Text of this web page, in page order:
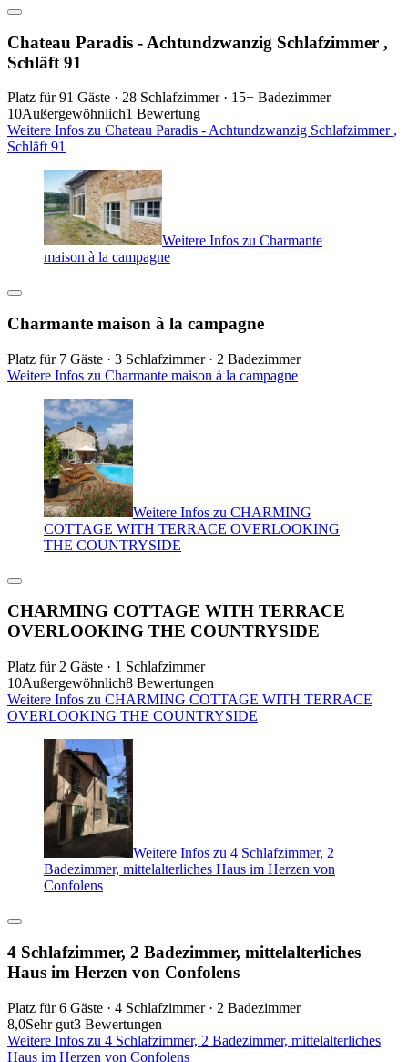
Chateau Paradis - Achtundzwanzig Schlafzimmer ,
Schläft 91
Platz für 91 Gäste · 28 Schlafzimmer · 15+ Badezimmer
10Außergewöhnlich1 Bewertung
Weitere Infos zu Chateau Paradis - Achtundzwanzig Schlafzimmer ,
Schläft 91
Weitere Infos zu Charmante
maison à la campagne
Charmante maison à la campagne
Platz für 7 Gäste · 3 Schlafzimmer · 2 Badezimmer
Weitere Infos zu Charmante maison à la campagne
Weitere Infos zu CHARMING
COTTAGE WITH TERRACE OVERLOOKING
THE COUNTRYSIDE
CHARMING COTTAGE WITH TERRACE
OVERLOOKING THE COUNTRYSIDE
Platz für 2 Gäste · 1 Schlafzimmer
10Außergewöhnlich8 Bewertungen
Weitere Infos zu CHARMING COTTAGE WITH TERRACE
OVERLOOKING THE COUNTRYSIDE
Weitere Infos zu 4 Schlafzimmer, 2
Badezimmer, mittelalterliches Haus im Herzen von
Confolens
4 Schlafzimmer, 2 Badezimmer, mittelalterliches
Haus im Herzen von Confolens
Platz für 6 Gäste · 4 Schlafzimmer · 2 Badezimmer
8,0Sehr gut3 Bewertungen
Weitere Infos zu 4 Schlafzimmer, 2 Badezimmer, mittelalterliches
Haus im Herzen von Confolens